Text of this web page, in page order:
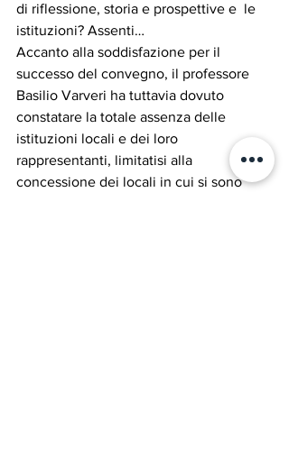
di riflessione, storia e prospettive e  le
istituzioni? Assenti…
Accanto alla soddisfazione per il
successo del convegno, il professore
Basilio Varveri ha tuttavia dovuto
constatare la totale assenza delle
istituzioni locali e dei loro
rappresentanti, limitatisi alla
concessione dei locali in cui si sono